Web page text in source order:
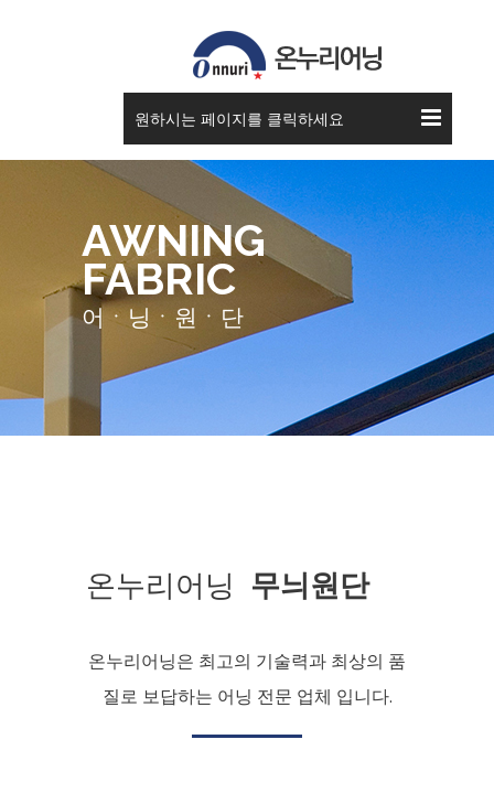
원하시는 페이지를 클릭하세요
AWNING
FABRIC
어ㆍ닝ㆍ원ㆍ단
온누리어닝 무늬원단
온누리어닝은 최고의 기술력과 최상의 품
질로 보답하는 어닝 전문 업체 입니다.